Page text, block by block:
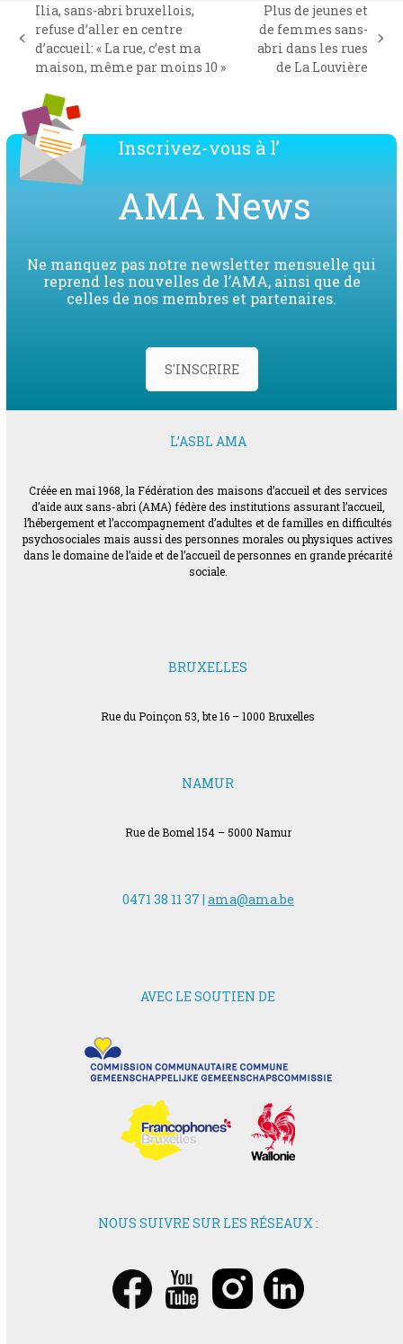
previous
post:
Ilia, sans-abri bruxellois,
refuse d’aller en centre
d’accueil: « La rue, c’est ma
maison, même par moins 10 »
next
post:
Plus de jeunes et
de femmes sans-
abri dans les rues
de La Louvière
Inscrivez-vous à l’
AMA News
Ne manquez pas notre newsletter mensuelle qui
reprend les nouvelles de l’AMA, ainsi que de
celles de nos membres et partenaires.
S'INSCRIRE
L’ASBL AMA
Créée en mai 1968, la Fédération des maisons d’accueil et des services
d’aide aux sans-abri (AMA) fédère des institutions assurant l’accueil,
l’hébergement et l’accompagnement d’adultes et de familles en difficultés
psychosociales mais aussi des personnes morales ou physiques actives
dans le domaine de l’aide et de l’accueil de personnes en grande précarité
sociale.
BRUXELLES
Rue du Poinçon 53, bte 16 – 1000 Bruxelles
NAMUR
Rue de Bomel 154 – 5000 Namur
0471 38 11 37 | ama@ama.be
AVEC LE SOUTIEN DE
NOUS SUIVRE SUR LES RÉSEAUX :